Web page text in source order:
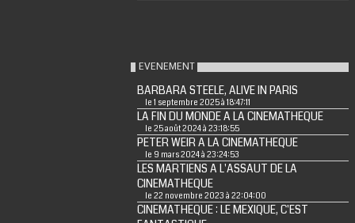
EVENEMENT
BARBARA STEELE, ALIVE IN PARIS
le 1 septembre 2025 à 18:47:11
LA FIN DU MONDE A LA CINEMATHEQUE
le 25 août 2024 à 23:18:55
PETER WEIR A LA CINEMATHEQUE
le 9 mars 2024 à 23:24:53
LES MARTIENS A L'ASSAUT DE LA
CINEMATHEQUE
le 22 novembre 2023 à 22:04:00
CINEMATHEQUE : LE MEXIQUE, C'EST